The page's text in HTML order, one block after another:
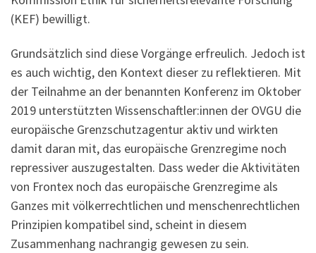
(KEF) bewilligt.
Grundsätzlich sind diese Vorgänge erfreulich. Jedoch ist
es auch wichtig, den Kontext dieser zu reflektieren. Mit
der Teilnahme an der benannten Konferenz im Oktober
2019 unterstützten Wissenschaftler:innen der OVGU die
europäische Grenzschutzagentur aktiv und wirkten
damit daran mit, das europäische Grenzregime noch
repressiver auszugestalten. Dass weder die Aktivitäten
von Frontex noch das europäische Grenzregime als
Ganzes mit völkerrechtlichen und menschenrechtlichen
Prinzipien kompatibel sind, scheint in diesem
Zusammenhang nachrangig gewesen zu sein.